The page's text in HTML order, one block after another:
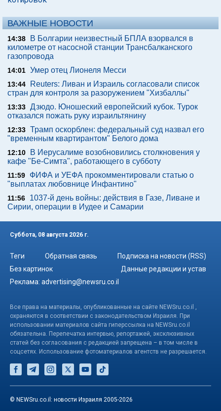
ВАЖНЫЕ НОВОСТИ
14:38
В Болгарии неизвестный БПЛА взорвался в
километре от насосной станции Трансбалканского
газопровода
14:01 Умер отец Лионеля Месси
13:44
Reuters: Ливан и Израиль согласовали список
стран для контроля за разоружением "Хизбаллы"
13:33 Дзюдо. Юношеский европейский кубок. Турок
отказался пожать руку израильтянину
12:33 Трамп оскорблен: федеральный суд назвал его
"временным квартирантом" Белого дома
12:10
В Иерусалиме возобновились столкновения у
кафе "Бе-Симта", работающего в субботу
11:59
ФИФА и УЕФА прокомментировали статью о
"выплатах любовнице Инфантино"
11:56
1037-й день войны: действия в Газе, Ливане и
Сирии, операции в Иудее и Самарии
Суббота, 08 августа 2026 г.
Теги Обратная связь
Подписка на новости (RSS)
Без картинок
Данные редакции и устав
Реклама: advertising@newsru.co.il
Все права на материалы, опубликованные на сайте NEWSru.co.il ,
охраняются в соответствии с законодательством Израиля. При
использовании материалов сайта гиперссылка на NEWSru.co.il
обязательна. Перепечатка интервью, репортажей, эксклюзивных
статей без согласования с редакцией запрещена – в том числе в
соцсетях. Использование фотоматериалов агентств не разрешается.
© NEWSru.co.il: новости Израиля 2005-2026